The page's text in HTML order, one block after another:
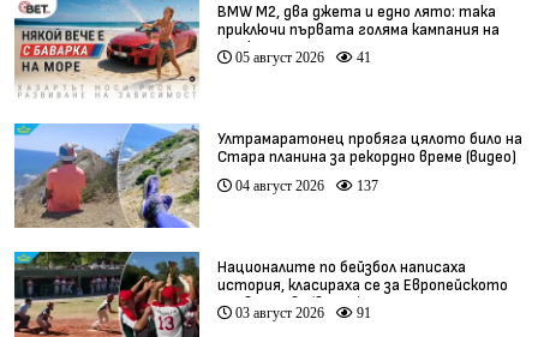
BMW М2, два джета и едно лято: така
приключи първата голяма кампания на
BET.bg
05 август 2026 41
Ултрамаратонец пробяга цялото било на
Стара планина за рекордно време (видео)
04 август 2026 137
Националите по бейзбол написаха
история, класираха се за Европейското
първенство (видео)
03 август 2026 91